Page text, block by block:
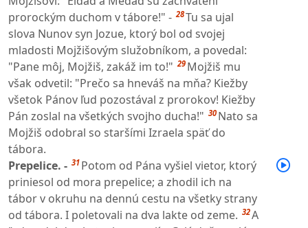
prorockým duchom v tábore!" - 28Tu sa ujal
slova Nunov syn Jozue, ktorý bol od svojej
mladosti Mojžišovým služobníkom, a povedal:
"Pane môj, Mojžiš, zakáž im to!" 29 Mojžiš mu
však odvetil: "Prečo sa hneváš na mňa? Kiežby
všetok Pánov ľud pozostával z prorokov! Kiežby
Pán zoslal na všetkých svojho ducha!" 30 Nato sa
Mojžiš odobral so staršími Izraela späť do
tábora.
Prepelice. - 31 Potom od Pána vyšiel vietor, ktorý
priniesol od mora prepelice; a zhodil ich na
tábor v okruhu na dennú cestu na všetky strany
od tábora. I poletovali na dva lakte od zeme. 32A